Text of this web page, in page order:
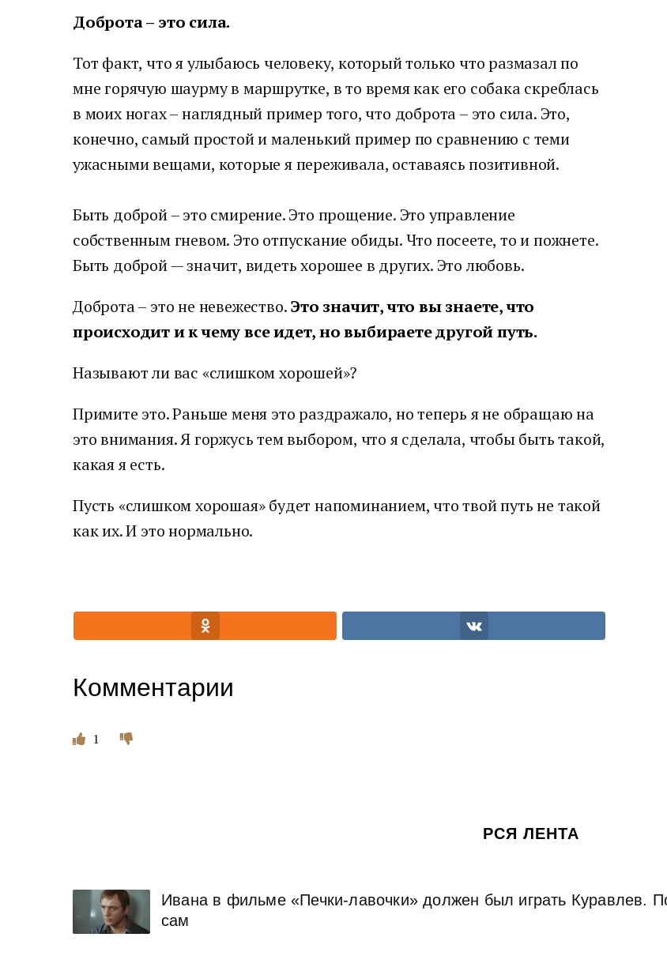
Доброта – это сила.
Тот факт, что я улыбаюсь человеку, который только что размазал по
мне горячую шаурму в маршрутке, в то время как его собака скреблась
в моих ногах – наглядный пример того, что доброта – это сила. Это,
конечно, самый простой и маленький пример по сравнению с теми
ужасными вещами, которые я переживала, оставаясь позитивной.
Быть доброй – это смирение. Это прощение. Это управление
собственным гневом. Это отпускание обиды. Что посеете, то и пожнете.
Быть доброй — значит, видеть хорошее в других. Это любовь.
Доброта – это не невежество.Это значит, что вы знаете, что
происходит и к чему все идет, но выбираете другой путь.
Называют ли вас «слишком хорошей»?
Примите это. Раньше меня это раздражало, но теперь я не обращаю на
это внимания. Я горжусь тем выбором, что я сделала, чтобы быть такой,
какая я есть.
Пусть «слишком хорошая» будет напоминанием, что твой путь не такой
как их. И это нормально.
Комментарии
1
РСЯ ЛЕНТА
Ивана в фильме «Печки-лавочки» должен был играть Куравлев.
сам